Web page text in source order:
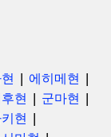
에히메현
현
군마현
현